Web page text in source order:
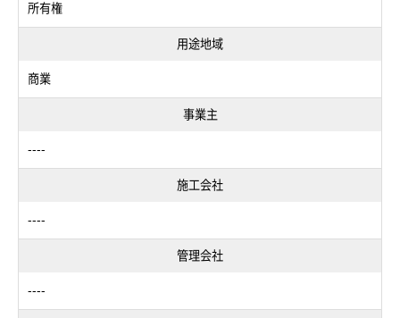
所有権
用途地域
商業
事業主
----
施工会社
----
管理会社
----